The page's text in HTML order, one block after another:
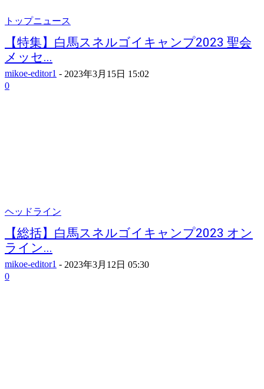
トップニュース
【特集】白馬スネルゴイキャンプ2023 聖会
メッセ...
mikoe-editor1 - 2023年3月15日 15:02
0
ヘッドライン
【総括】白馬スネルゴイキャンプ2023 オン
ライン...
mikoe-editor1 - 2023年3月12日 05:30
0